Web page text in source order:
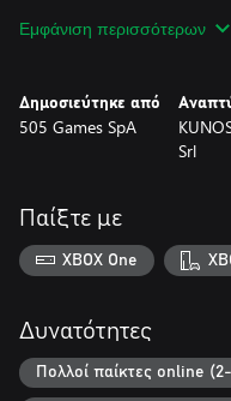
There's no better time than
Competizione for
upgraded visuals giving
- Includes the Fanatec GT
(new entries, liveries,
-Smooth 60 FPS gameplay
-Free private multiplayer
-4k visuals
-2021, 2022, 2023, 2024
-Multiplayer up to 30 racers
-New BMW M4 GT3
Εμφάνιση περισσότερων
Δημοσιεύτηκε από
505 Games SpA
Srl
Παίξτε με
XBOX One
Δυνατότητες
Πολλοί παίκτες online